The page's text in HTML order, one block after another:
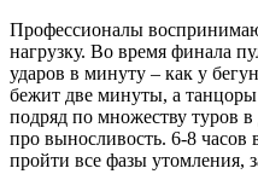
Профессионалы
нагрузку. Во время финала
ударов в минуту – как у
бежит две минуты, а танцоры
подряд по множеству туров
про выносливость. 6-8 часов
пройти все фазы утомления,